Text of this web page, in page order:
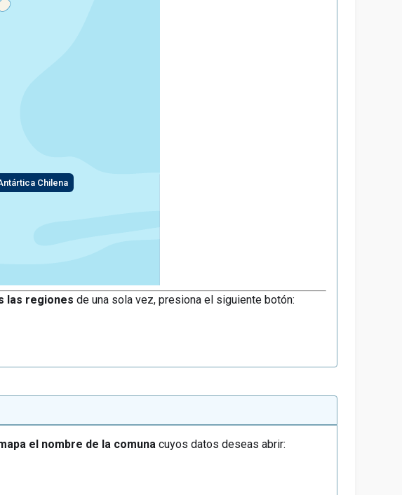
Chilena
las regiones de una sola vez, presiona el siguiente botón:
el nombre de la comuna cuyos datos deseas abrir: